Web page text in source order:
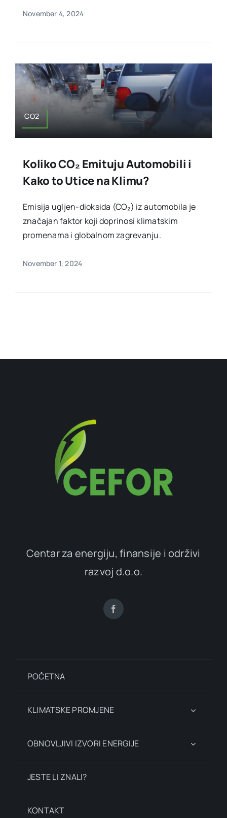
November 4, 2024
CO2
Koliko CO₂ Emituju Automobili i
Kako to Utice na Klimu?
Emisija ugljen-dioksida (CO₂) iz automobila je
značajan faktor koji doprinosi klimatskim
promenama i globalnom zagrevanju.
November 1, 2024
Centar za energiju, finansije i održivi
razvoj d.o.o.
POČETNA
KLIMATSKE PROMJENE
OBNOVLJIVI IZVORI ENERGIJE
JESTE LI ZNALI?
KONTAKT